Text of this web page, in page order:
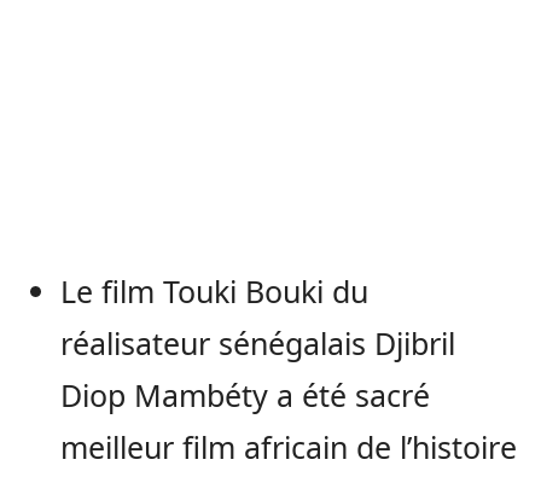
Le film Touki Bouki du
réalisateur sénégalais Djibril
Diop Mambéty a été sacré
meilleur film africain de l’histoire